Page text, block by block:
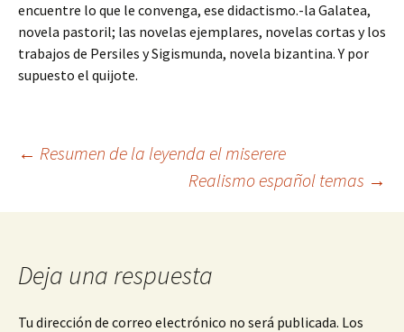
encuentre lo que le convenga, ese didactismo.-la Galatea,
novela pastoril; las novelas ejemplares, novelas cortas y los
trabajos de Persiles y Sigismunda, novela bizantina. Y por
supuesto el quijote.
Navegación
de
entradas
← Resumen de la leyenda el miserere
Realismo español temas →
Deja una respuesta
Tu dirección de correo electrónico no será publicada. Los